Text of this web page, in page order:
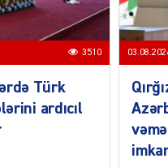
DÜNYA
3510
Türk
ardıcıl